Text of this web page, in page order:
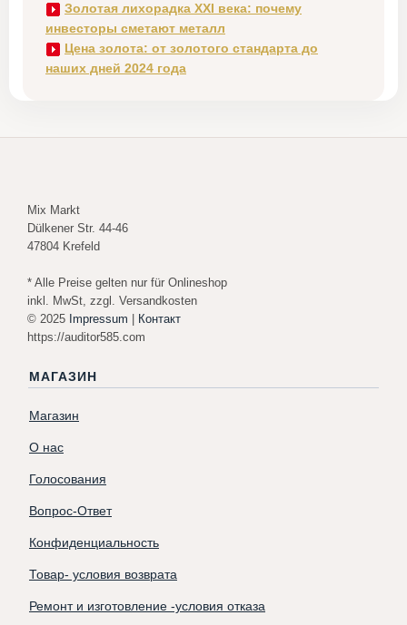
Золотая лихорадка XXI века: почему
инвесторы сметают металл
Цена золота: от золотого стандарта до
наших дней 2024 года
Mix Markt
Dülkener Str. 44-46
47804 Krefeld
* Alle Preise gelten nur für Onlineshop
inkl. MwSt, zzgl. Versandkosten
© 2025 Impressum
Контакт
https://auditor585.com
МАГАЗИН
Магазин
О нас
Голосования
Вопрос-Ответ
Конфиденциальность
Товар- условия возврата
Ремонт и изготовление -условия отказа